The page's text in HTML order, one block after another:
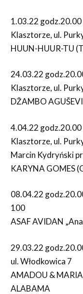
1.03.22
Klasztorze, ul.
HUUN-HUUR-TU
24.03.22
Klasztorze, ul.
DŽAMBO
4.04.22
Klasztorze, ul.
Marcin Kydryński
KARYNA GOMES
08.04.22
100
ASAF AVIDAN
29.03.22
ul. Włodkowica 7
AMADOU &
ALABAMA